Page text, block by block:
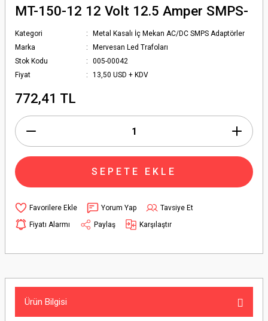
MT-150-12 12 Volt 12.5 Amper SMPS-
Kategori
Metal Kasalı İç Mekan AC/DC SMPS Adaptörler
Marka
Mervesan Led Trafoları
Stok Kodu
005-00042
Fiyat
13,50 USD + KDV
772,41 TL
SEPETE EKLE
Yorum Yap
Tavsiye Et
Fiyatı Alarmı
Paylaş Karşılaştır
Ürün Bilgisi